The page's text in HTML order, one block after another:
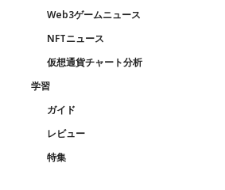
Web3ゲームニュース
NFTニュース
仮想通貨チャート分析
学習
ガイド
レビュー
特集